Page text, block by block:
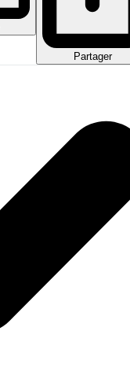
Partager